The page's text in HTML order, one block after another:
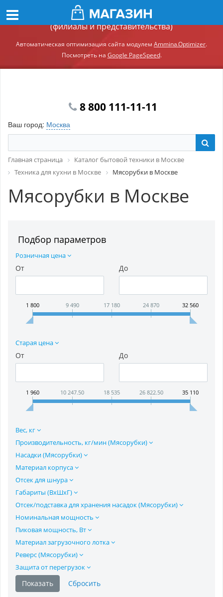
Демонстрационный сайт модуля Ammina.Регионы
(филиалы и представительства)
Автоматическая оптимизация сайта модулем Ammina.Optimizer.
Посмотреть на Google PageSpeed.
8 800 111-11-11
Ваш город: Москва
Главная страница
Каталог бытовой техники в Москве
Техника для кухни в Москве
Мясорубки в Москве
Мясорубки в Москве
Подбор параметров
Розничная цена
От До
1 800 9 490 17 180 24 870 32 560
Старая цена
От До
1 960 10 247.50 18 535 26 822.50 35 110
Вес, кг
Производительность, кг/мин (Мясорубки)
Насадки (Мясорубки)
Материал корпуса
Отсек для шнура
Габариты (ВxШxГ)
Отсек/подставка для хранения насадок (Мясорубки)
Номинальная мощность
Пиковая мощность, Вт
Материал загрузочного лотка
Реверс (Мясорубки)
Защита от перегрузок